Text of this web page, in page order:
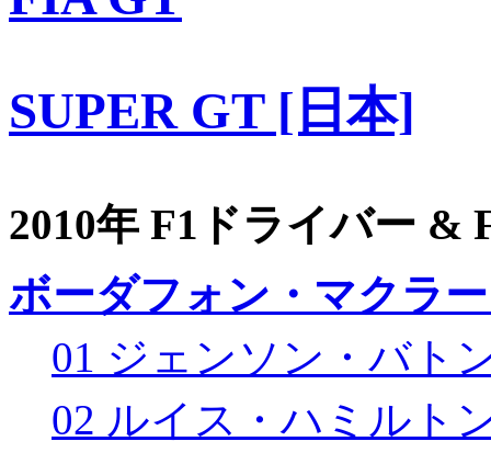
SUPER GT [日本]
2010年 F1ドライバー &
ボーダフォン・マクラ
01 ジェンソン・バト
02 ルイス・ハミルト